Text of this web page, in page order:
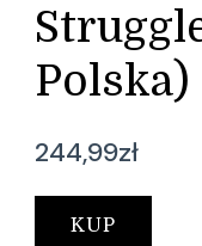
Polska)
244,99zł
KUP